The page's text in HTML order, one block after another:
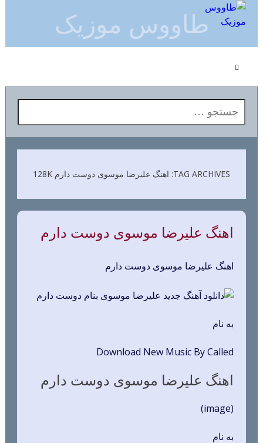
طاووس موزیک
جستجو برای:
TAG ARCHIVES: اهنگ علیرضا موسوی دوست دارم 128K
اهنگ علیرضا موسوی دوست دارم
اهنگ علیرضا موسوی دوست دارم
به نام
Download New Music By Called
اهنگ علیرضا موسوی دوست دارم
(image)
به نام